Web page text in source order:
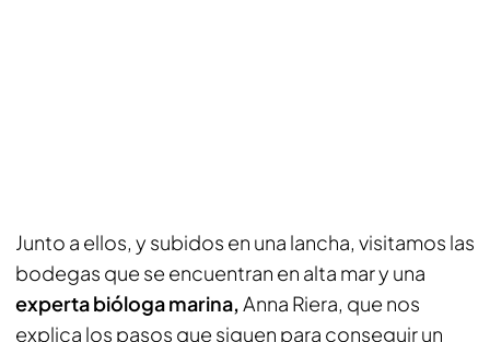
Junto a ellos, y subidos en una lancha, visitamos las
bodegas que se encuentran en alta mar y una
experta bióloga marina,Anna Riera, que nos
explica los pasos que siguen para conseguir un